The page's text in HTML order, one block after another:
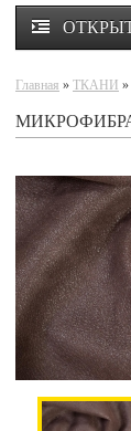
Главная » ТКАНИ